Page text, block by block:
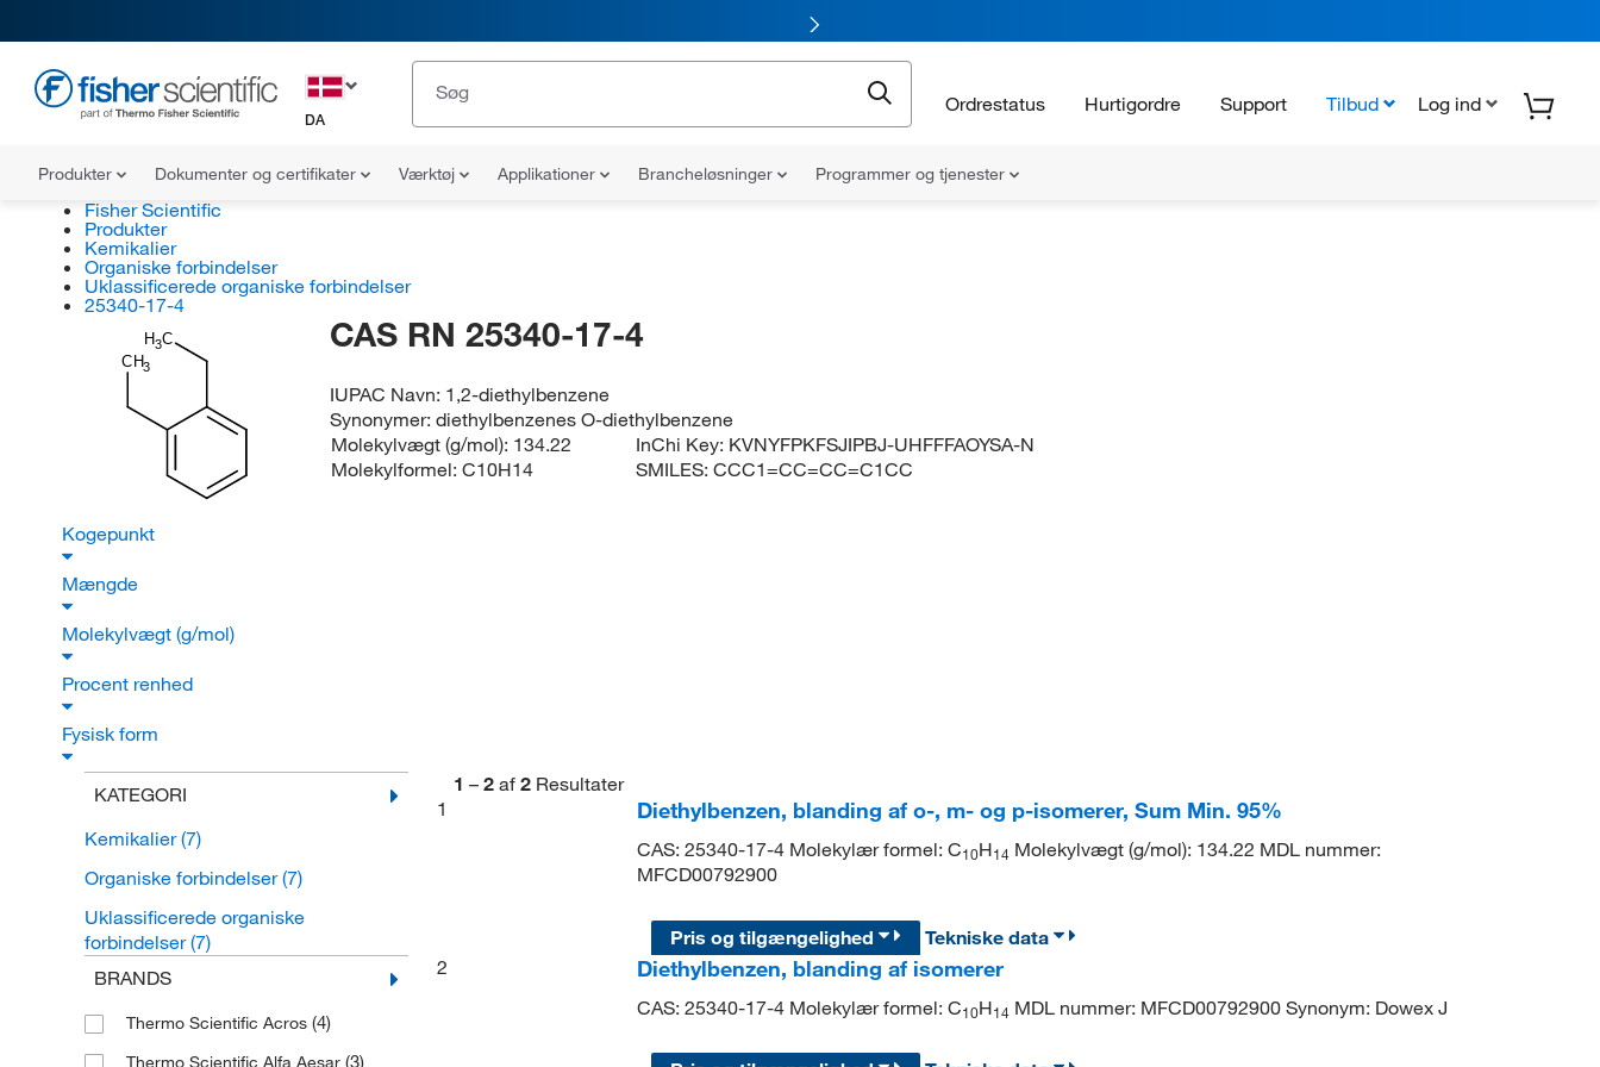
DA
Ordrestatus Hurtigordre Support Tilbud Log ind
Produkter Dokumenter og certifikater Værktøj Applikationer Brancheløsninger Programmer og tjenester
Fisher Scientific
Produkter
Kemikalier
Organiske forbindelser
Uklassificerede organiske forbindelser
25340-17-4
H3C
CH3
CAS RN 25340-17-4
IUPAC Navn: 1,2-diethylbenzene
Synonymer:diethylbenzenes O-diethylbenzene
Molekylvægt (g/mol): 134.22
Molekylformel: C10H14
InChi Key: KVNYFPKFSJIPBJ-UHFFFAOYSA-N
SMILES:CCC1=CC=CC=C1CC
Kogepunkt
Mængde
Molekylvægt (g/mol)
Procent renhed
Fysisk form
KATEGORI
Kemikalier(7)
Organiske forbindelser(7)
Uklassificerede organiske
forbindelser(7)
BRANDS
Thermo Scientific Acros (4)
(3)
1 – 2 af 2 Resultater
1
Diethylbenzen, blanding af o-, m- og p-isomerer, Sum Min. 95%
CAS: 25340-17-4 Molekylær formel: C10H14 Molekylvægt (g/mol): 134.22 MDL nummer:
MFCD00792900
Pris og tilgængelighed
Tekniske data
2
Diethylbenzen, blanding af isomerer
CAS: 25340-17-4 Molekylær formel: C10H14 MDL nummer: MFCD00792900 Synonym: Dowex J